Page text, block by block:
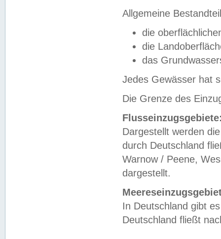
Allgemeine
die
die
das
Jedes Gewässer hat
Die Grenze des
Dargestellt werden
durch Deutschland
Warnow / Peene,
dargestellt.
In Deutschland gibt
Deutschland fließt